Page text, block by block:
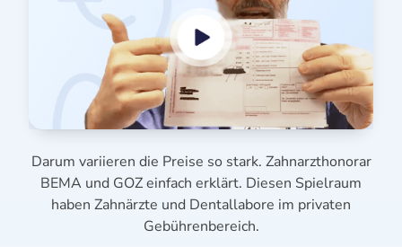
Darum variieren die Preise so stark. Zahnarzthonorar
BEMA und GOZ einfach erklärt. Diesen Spielraum
haben Zahnärzte und Dentallabore im privaten
Gebührenbereich.